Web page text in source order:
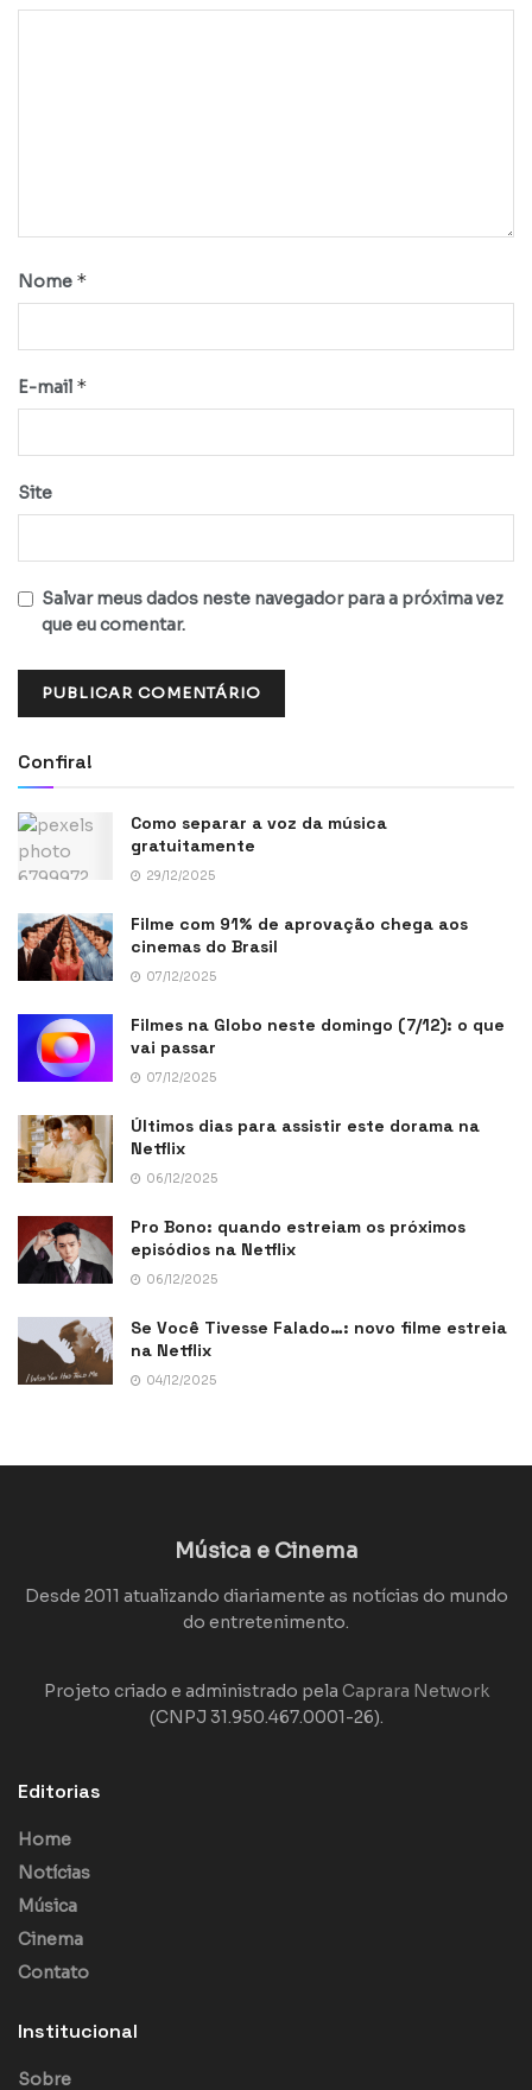
Nome *
E-mail *
Site
Salvar meus dados neste navegador para a próxima vez
que eu comentar.
Confira!
Como separar a voz da música
gratuitamente
29/12/2025
Filme com 91% de aprovação chega aos
cinemas do Brasil
07/12/2025
Filmes na Globo neste domingo (7/12): o que
vai passar
07/12/2025
Últimos dias para assistir este dorama na
Netflix
06/12/2025
Pro Bono: quando estreiam os próximos
episódios na Netflix
06/12/2025
Se Você Tivesse Falado…: novo filme estreia
na Netflix
04/12/2025
Música e Cinema
Desde 2011 atualizando diariamente as notícias do mundo
do entretenimento.
Projeto criado e administrado pela Caprara Network
(CNPJ 31.950.467.0001-26).
Editorias
Home
Notícias
Música
Cinema
Contato
Institucional
Sobre